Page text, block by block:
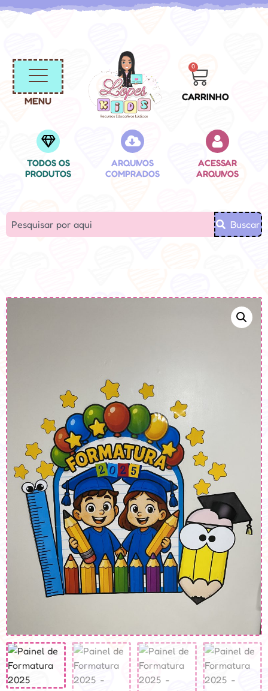
MENU
0
CARRINHO
TODOS OS
PRODUTOS
ARQUIVOS
COMPRADOS
ACESSAR
ARQUIVOS
Buscar